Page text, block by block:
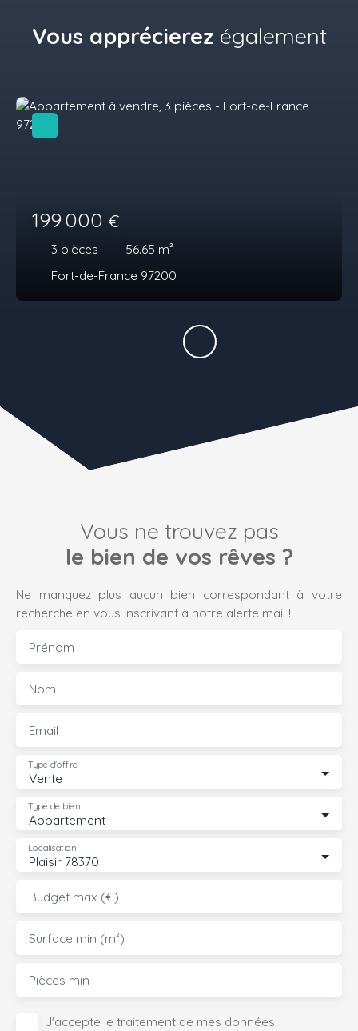
Vous apprécierez également
199 000 €
3 pièces 56.65 m²
Fort-de-France 97200
Vous ne trouvez pas
le bien de vos rêves ?
Ne manquez plus aucun bien correspondant à votre
recherche en vous inscrivant à notre alerte mail !
Prénom
Nom
Email
Vente
Type d'offre
Appartement
Type de bien
Plaisir 78370
Localisation
Budget max (€)
Surface min (m²)
Pièces min
J'accepte le traitement de mes données